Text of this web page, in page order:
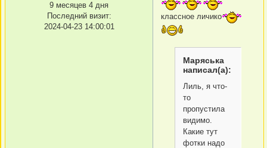
9 месяцев 4 дня
Последний визит:
2024-04-23 14:00:01
классное личико
Маряська
написал(а):
Лиль, я что-
то
пропустила
видимо.
Какие тут
фотки надо